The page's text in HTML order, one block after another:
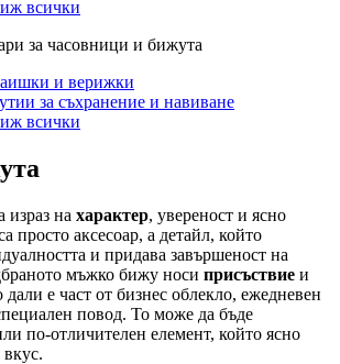
всички
за часовници и бижута
и верижки
за съхранение и навиване
всички
на характер, увереност и ясно
просто аксесоар, а детайл, който
и придава завършеност на
мъжко бижу носи присъствие и
е част от бизнес облекло, ежедневен
повод. То може да бъде
по-отличителен елемент, който ясно